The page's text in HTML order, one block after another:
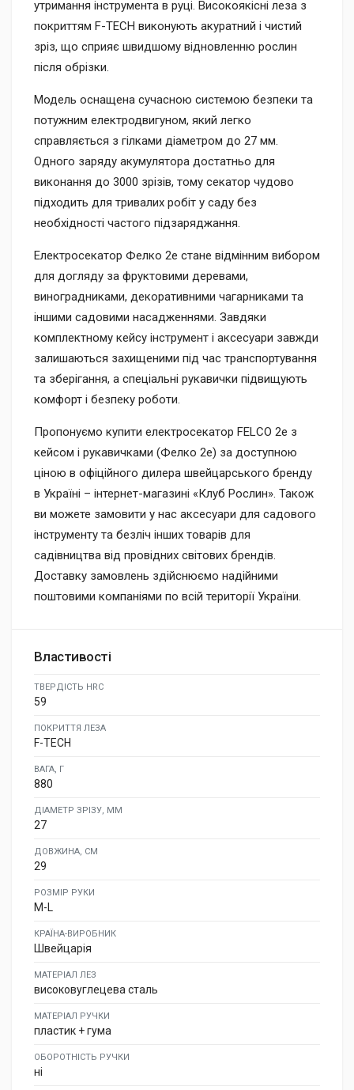
утримання інструмента в руці. Високоякісні леза з
покриттям F-TECH виконують акуратний і чистий
зріз, що сприяє швидшому відновленню рослин
після обрізки.
Модель оснащена сучасною системою безпеки та
потужним електродвигуном, який легко
справляється з гілками діаметром до 27 мм.
Одного заряду акумулятора достатньо для
виконання до 3000 зрізів, тому секатор чудово
підходить для тривалих робіт у саду без
необхідності частого підзаряджання.
Електросекатор Фелко 2e стане відмінним вибором
для догляду за фруктовими деревами,
виноградниками, декоративними чагарниками та
іншими садовими насадженнями. Завдяки
комплектному кейсу інструмент і аксесуари завжди
залишаються захищеними під час транспортування
та зберігання, а спеціальні рукавички підвищують
комфорт і безпеку роботи.
Пропонуємо купити електросекатор FELCO 2e з
кейсом і рукавичками (Фелко 2е) за доступною
ціною в офіційного дилера швейцарського бренду
в Україні – інтернет-магазині «Клуб Рослин». Також
ви можете замовити у нас аксесуари для садового
інструменту та безліч інших товарів для
садівництва від провідних світових брендів.
Доставку замовлень здійснюємо надійними
поштовими компаніями по всій території України.
Властивості
ТВЕРДІСТЬ HRC
59
ПОКРИТТЯ ЛЕЗА
F-TECH
ВАГА, Г
880
ДІАМЕТР ЗРІЗУ, ММ
27
ДОВЖИНА, СМ
29
РОЗМІР РУКИ
M-L
КРАЇНА-ВИРОБНИК
Швейцарія
МАТЕРІАЛ ЛЕЗ
високовуглецева сталь
МАТЕРІАЛ РУЧКИ
пластик + гума
ОБОРОТНІСТЬ РУЧКИ
ні